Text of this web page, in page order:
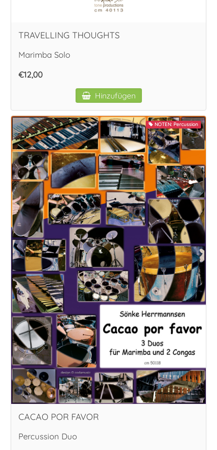
TRAVELLING THOUGHTS
Marimba Solo
€12,00
Hinzufügen
NOTEN: Percussion
CACAO POR FAVOR
Percussion Duo